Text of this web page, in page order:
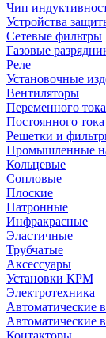
Чип
Устройства
Сетевые фильтры
Газовые
Реле
Установочные
Вентиляторы
Переменного
Постоянного
Решетки и
Промышленные
Кольцевые
Сопловые
Плоские
Патронные
Инфракрасные
Эластичные
Трубчатые
Аксессуары
Установки КРМ
Электротехника
Автоматические
Автоматические
Контакторы